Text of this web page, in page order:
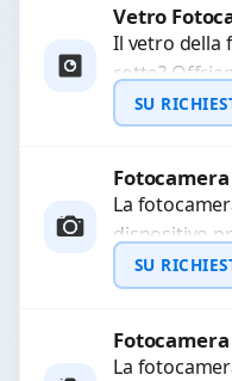
Vetro
Il vetro della
rotto?
ricambi di
mesi....
SU
La
dispositivo
immagini
SU
La